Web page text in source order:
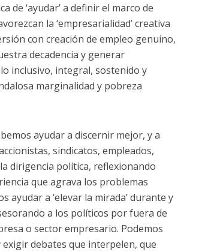
de ‘ayudar’ a definir el marco de
la ‘empresarialidad’ creativa
con creación de empleo genuino,
decadencia y generar
inclusivo, integral, sostenido y
marginalidad y pobreza
ayudar a discernir mejor, y a
sindicatos, empleados,
dirigencia política, reflexionando
que agrava los problemas
ayudar a ‘elevar la mirada’ durante y
a los políticos por fuera de
o sector empresario. Podemos
debates que interpelen, que